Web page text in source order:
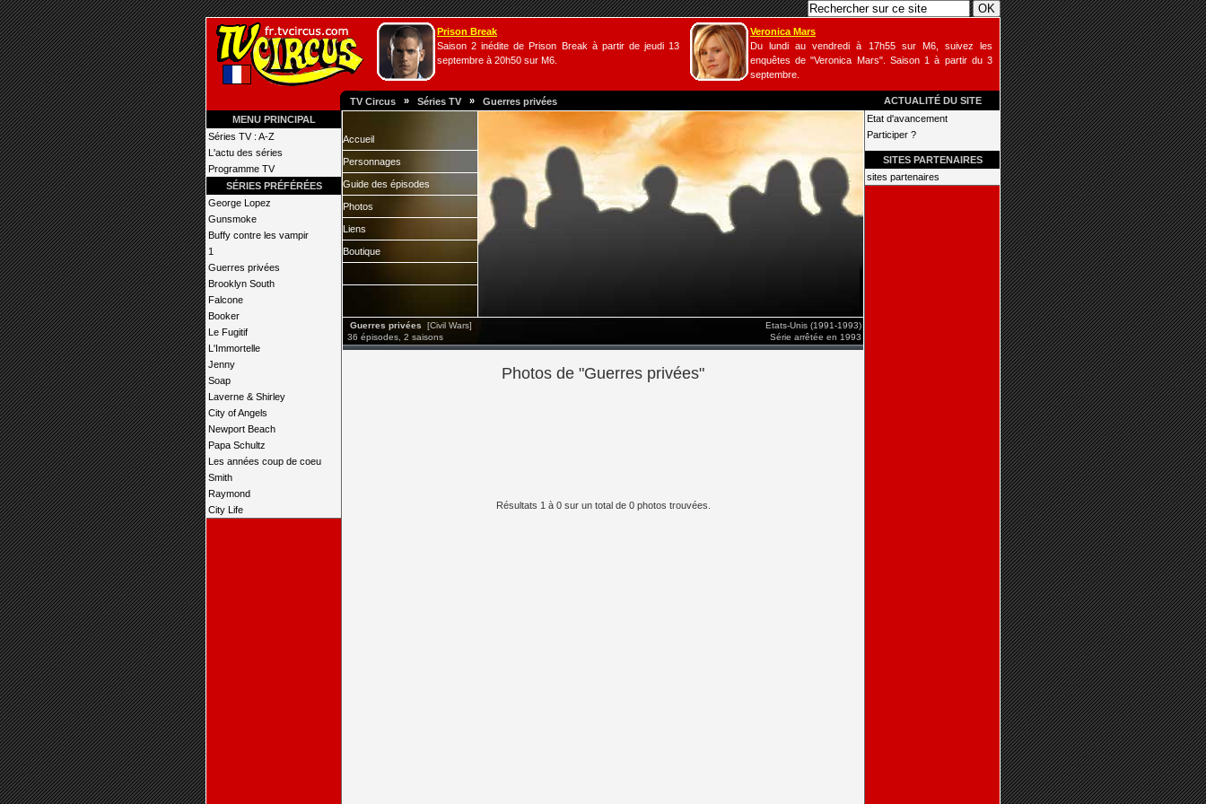
Prison Break
Saison 2 inédite de Prison Break à partir de jeudi 13
septembre à 20h50 sur M6.
Veronica Mars
Du lundi au vendredi à 17h55 sur M6, suivez les
enquêtes de "Veronica Mars". Saison 1 à partir du 3
septembre.
TV Circus » Séries TV » Guerres privées
ACTUALITÉ DU SITE
MENU PRINCIPAL
Séries TV : A-Z
L'actu des séries
Programme TV
SÉRIES PRÉFÉRÉES
George Lopez
Gunsmoke
Buffy contre les vampir
1
Guerres privées
Brooklyn South
Falcone
Booker
Le Fugitif
L'Immortelle
Jenny
Soap
Laverne & Shirley
City of Angels
Newport Beach
Papa Schultz
Les années coup de coeu
Smith
Raymond
City Life
Accueil
Personnages
Guide des épisodes
Photos
Liens
Boutique
Guerres privées
[Civil Wars]
36 épisodes, 2 saisons
Etats-Unis (1991-1993)
Série arrêtée en 1993
Photos de "Guerres privées"
Résultats 1 à 0 sur un total de 0 photos trouvées.
Etat d'avancement
Participer ?
SITES PARTENAIRES
sites partenaires